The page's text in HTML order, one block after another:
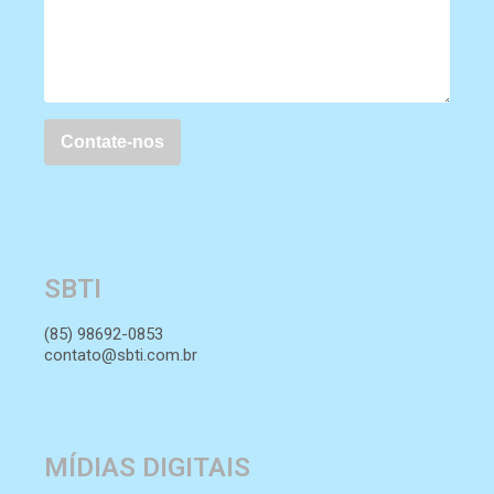
SBTI
(85) 98692-0853
contato@sbti.com.br
MÍDIAS DIGITAIS